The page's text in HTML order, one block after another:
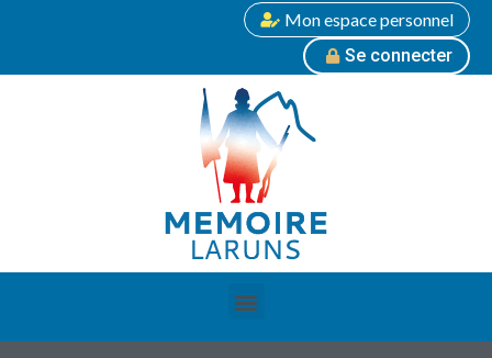
Mon espace personnel
Se connecter